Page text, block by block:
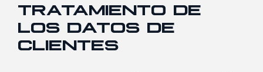
TRATAMIENTO DE
LOS DATOS DE
CLIENTES